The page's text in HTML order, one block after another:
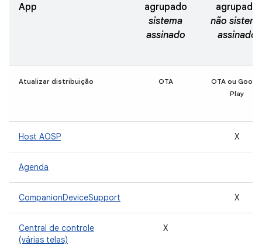
App
agrupado
sistema
assinado
agrupado
não
assinado
Atualizar distribuição OTA
OTA ou
Play
Host AOSP X
Agenda
CompanionDeviceSupport X
Central de controle
(várias telas)
X